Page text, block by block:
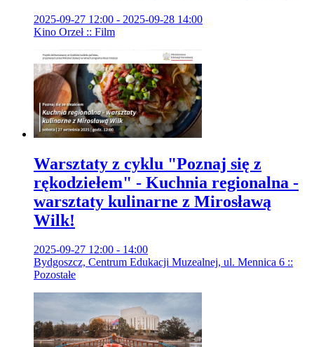
2025-09-27 12:00 - 2025-09-28 14:00
Kino Orzeł :: Film
Warsztaty z cyklu "Poznaj się z
rękodziełem" - Kuchnia regionalna -
warsztaty kulinarne z Mirosławą
Wilk!
2025-09-27 12:00 - 14:00
Bydgoszcz, Centrum Edukacji Muzealnej, ul. Mennica 6 ::
Pozostałe